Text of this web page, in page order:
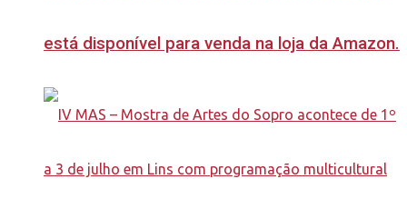
está disponível para venda na loja da Amazon.